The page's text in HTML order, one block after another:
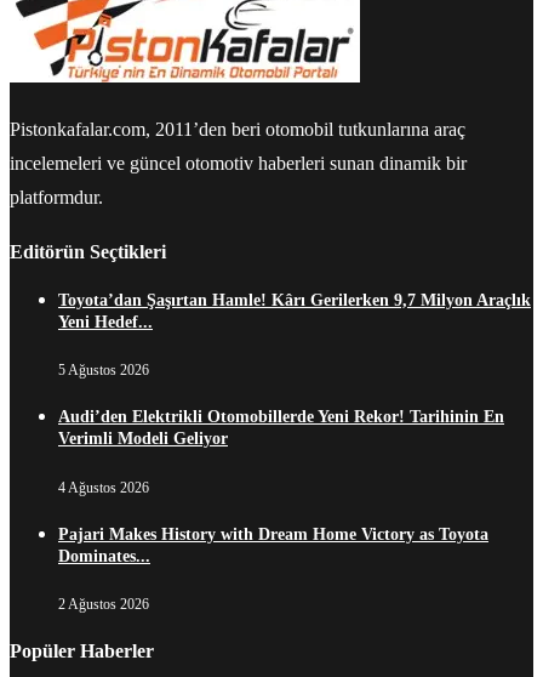
Pistonkafalar.com, 2011’den beri otomobil tutkunlarına araç
incelemeleri ve güncel otomotiv haberleri sunan dinamik bir
platformdur.
Editörün Seçtikleri
Toyota’dan Şaşırtan Hamle! Kârı Gerilerken 9,7 Milyon Araçlık
Yeni Hedef...
5 Ağustos 2026
Audi’den Elektrikli Otomobillerde Yeni Rekor! Tarihinin En
Verimli Modeli Geliyor
4 Ağustos 2026
Pajari Makes History with Dream Home Victory as Toyota
Dominates...
2 Ağustos 2026
Popüler Haberler